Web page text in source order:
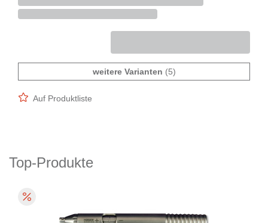
weitere Varianten (5)
Auf Produktliste
Top-Produkte